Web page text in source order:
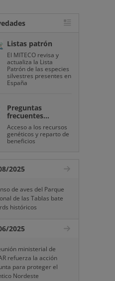
Listas patrón
El MITECO revisa y
actualiza la Lista
Patrón de las especies
silvestres presentes en
España
Preguntas
frecuentes...
Acceso a los recursos
genéticos y reparto de
beneficios
2025
de aves del Parque
de las Tablas bate
históricos
2025
ministerial de
refuerza la acción
para proteger el
Nordeste